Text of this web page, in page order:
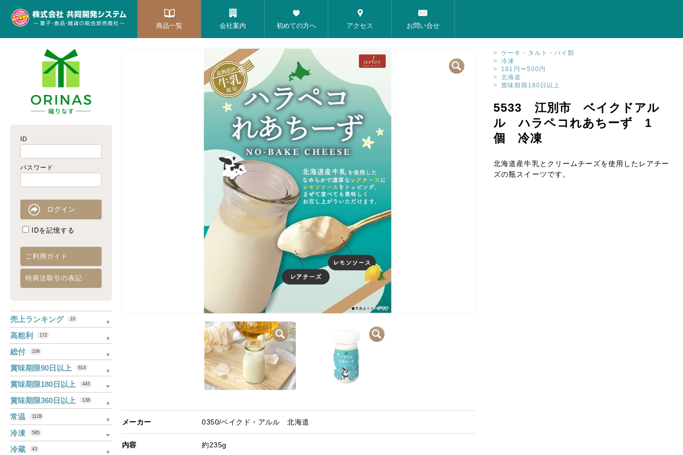
商品一覧 会社案内 初めての方へ アクセス お問い合せ
>
ケーキ・タルト・パイ類
>
冷凍
>
181円〜500円
>
北海道
>
賞味期限180日以上
5533 江別市 ベイクドアル
ル ハラペコれあちーず 1
個 冷凍
北海道産牛乳とクリームチーズを使用したレアチー
ズの瓶スイーツです。
メーカー 0350/ベイクド・アルル 北海道
内容 約235g
ID
パスワード
IDを記憶する
ご利用ガイド
特商法取引の表記
売上ランキング 10
高粗利 172
総付 109
賞味期限90日以上 614
賞味期限180日以上 445
賞味期限360日以上 138
常温 1128
冷凍 585
冷蔵 43